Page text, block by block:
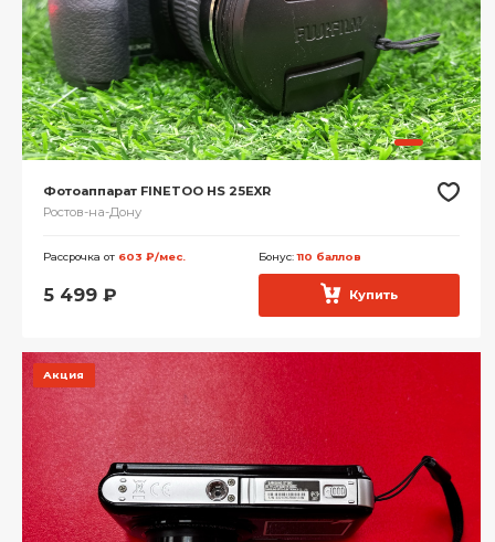
Фотоаппарат FINETOO HS 25EXR
Ростов-на-Дону
Рассрочка от 603 ₽/мес. Бонус:110 баллов
5 499 ₽ Купить
Акция